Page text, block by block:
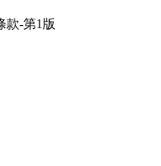
款-第1版